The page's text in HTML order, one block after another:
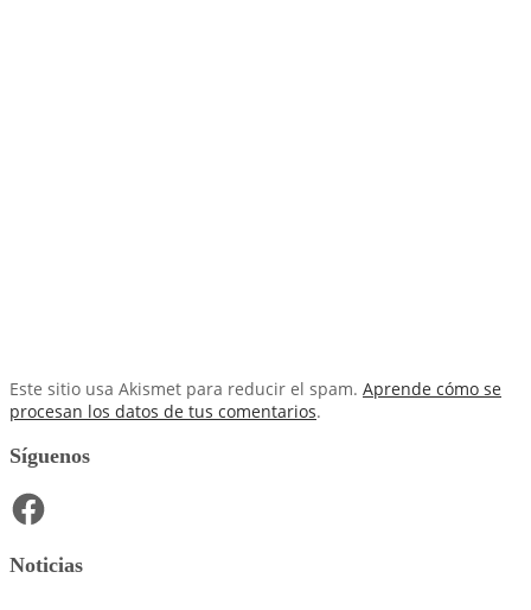
Este sitio usa Akismet para reducir el spam. Aprende cómo se
procesan los datos de tus comentarios.
Síguenos
Facebook
Noticias